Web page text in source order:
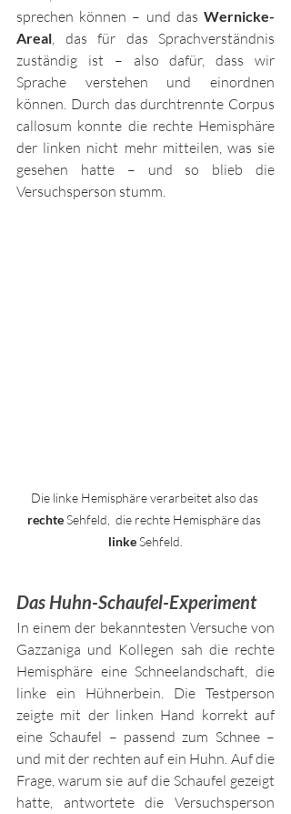
sprechen können – und das Wernicke-
Areal , das für das Sprachverständnis
zuständig ist – also dafür, dass wir
Sprache verstehen und einordnen
können. Durch das durchtrennte Corpus
callosum konnte die rechte Hemisphäre
der linken nicht mehr mitteilen, was sie
gesehen hatte – und so blieb die
Versuchsperson stumm.
Die linke Hemisphäre verarbeitet also das
rechte Sehfeld,  die rechte Hemisphäre das
linke Sehfeld.
Das Huhn-Schaufel-Experiment
In einem der bekanntesten Versuche von
Gazzaniga und Kollegen sah die rechte
Hemisphäre eine Schneelandschaft, die
linke ein Hühnerbein. Die Testperson
zeigte mit der linken Hand korrekt auf
eine Schaufel – passend zum Schnee –
und mit der rechten auf ein Huhn. Auf die
Frage, warum sie auf die Schaufel gezeigt
hatte, antwortete die Versuchsperson